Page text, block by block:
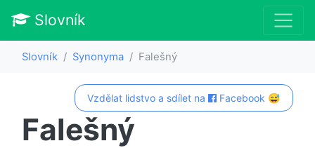
Slovník
Slovník Synonyma Falešný
Vzdělat lidstvo a sdílet na Facebook 😅
Falešný